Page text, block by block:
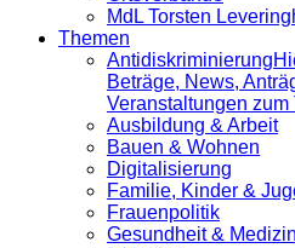
MdL Torsten
Themen
Antidiskrimi­nierung
Beträge, News,
Veranstaltungen
Ausbildung & Arbeit
Bauen & Wohnen
Digitalisierung
Familie, Kinder &
Frauenpolitik
Gesundheit & Medizin